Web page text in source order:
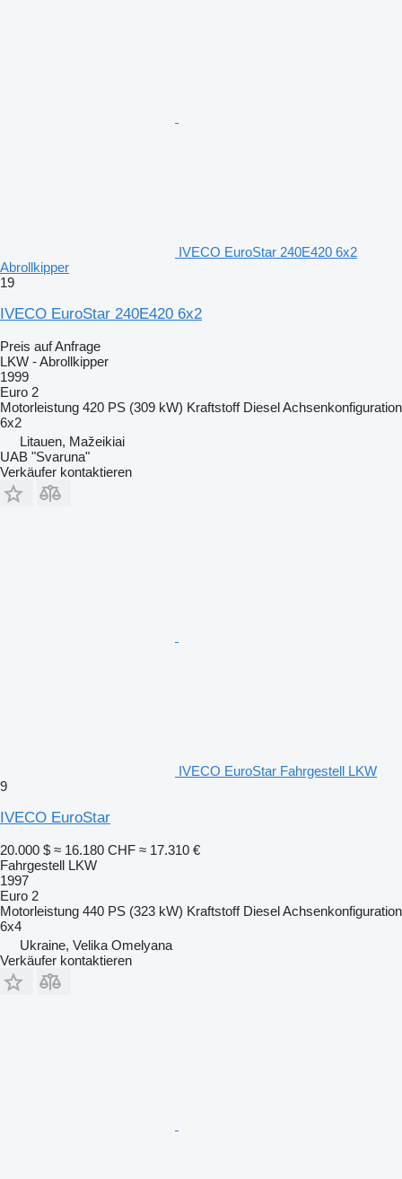
IVECO EuroStar 240E420 6x2
Abrollkipper
19
IVECO EuroStar 240E420 6x2
Preis auf Anfrage
LKW - Abrollkipper
1999
Euro 2
Motorleistung 420 PS (309 kW) Kraftstoff DieselAchsenkonfiguration
6x2
Litauen, Mažeikiai
UAB "Svaruna"
Verkäufer kontaktieren
IVECO EuroStar Fahrgestell LKW
9
IVECO EuroStar
20.000 $ ≈ 16.180 CHF ≈ 17.310 €
Fahrgestell LKW
1997
Euro 2
Motorleistung 440 PS (323 kW) Kraftstoff DieselAchsenkonfiguration
6x4
Ukraine, Velika Omelyana
Verkäufer kontaktieren